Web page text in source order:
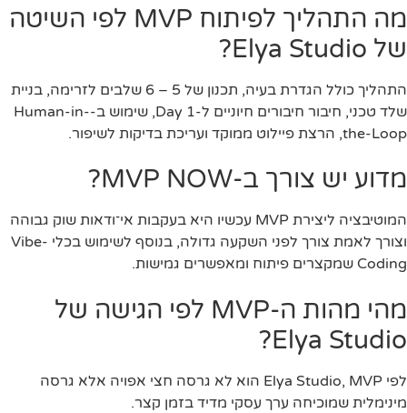
מה התהליך לפיתוח MVP לפי השיטה
של Elya Studio?
התהליך כולל הגדרת בעיה, תכנון של 5 – 6 שלבים לזרימה, בניית
שלד טכני, חיבור חיבורים חיוניים ל-Day 1, שימוש ב-Human-in-
the-Loop, הרצת פיילוט ממוקד ועריכת בדיקות לשיפור.
מדוע יש צורך ב-MVP NOW?
המוטיבציה ליצירת MVP עכשיו היא בעקבות אי־ודאות שוק גבוהה
וצורך לאמת צורך לפני השקעה גדולה, בנוסף לשימוש בכלי Vibe-
Coding שמקצרים פיתוח ומאפשרים גמישות.
מהי מהות ה-MVP לפי הגישה של
Elya Studio?
לפי Elya Studio, MVP הוא לא גרסה חצי אפויה אלא גרסה
מינימלית שמוכיחה ערך עסקי מדיד בזמן קצר.